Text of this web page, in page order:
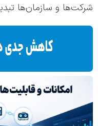
شرکت‌ها و سازمان‌ها